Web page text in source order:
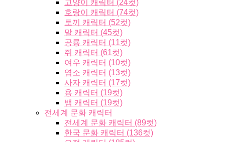
고양이 캐릭터 (24컷)
호랑이 캐릭터 (74컷)
토끼 캐릭터 (52컷)
말 캐릭터 (45컷)
공룡 캐릭터 (11컷)
쥐 캐릭터 (61컷)
여우 캐릭터 (10컷)
염소 캐릭터 (13컷)
사자 캐릭터 (17컷)
용 캐릭터 (19컷)
뱀 캐릭터 (19컷)
전세계 문화 캐릭터
전세계 문화 캐릭터 (89컷)
한국 문화 캐릭터 (136컷)